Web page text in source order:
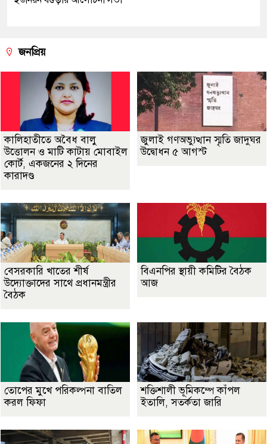
জনপ্রিয়
কালিহাতীতে অবৈধ বালু
উত্তোলন ও মাটি কাটায় মোবাইল
কোর্ট, একজনের ২ দিনের
কারাদণ্ড
জুলাই গণঅভ্যুত্থান স্মৃতি জাদুঘর
উদ্বোধন ৫ আগস্ট
বেসরকারি খাতের শীর্ষ
উদ্যোক্তাদের সাথে প্রধানমন্ত্রীর
বৈঠক
বিএনপির স্থায়ী কমিটির বৈঠক
আজ
তোপের মুখে পরিকল্পনা বাতিল
করল ফিফা
শক্তিশালী ভূমিকম্পে কাঁপল
ইতালি, সতর্কতা জারি